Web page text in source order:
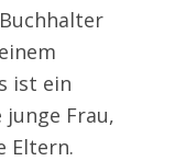
ist ein
junge Frau,
Eltern.